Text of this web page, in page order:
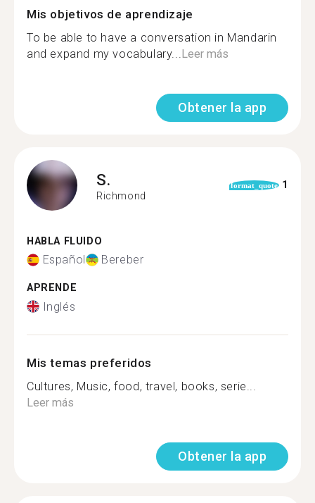
Mis objetivos de aprendizaje
To be able to have a conversation in Mandarin
and expand my vocabulary... Leer más
Obtener la app
S.
Richmond
format_quote 1
HABLA FLUIDO
Español Bereber
APRENDE
Inglés
Mis temas preferidos
Cultures, Music, food, travel, books, serie...
Leer más
Obtener la app